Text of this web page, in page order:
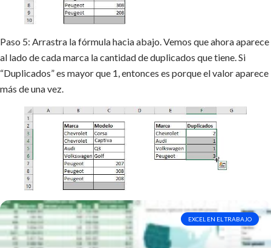
Paso 5: Arrastra la fórmula hacia abajo. Vemos que ahora aparece
al lado de cada marca la cantidad de duplicados que tiene. Si
“Duplicados” es mayor que 1, entonces es porque el valor aparece
más de una vez.
EXCEL EN EL TRABAJO